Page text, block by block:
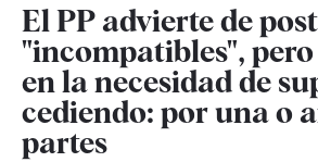
El PP advierte de
"incompatibles",
en la necesidad de
cediendo: por una o
partes